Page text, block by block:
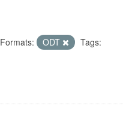
Formats: ODT
Tags: